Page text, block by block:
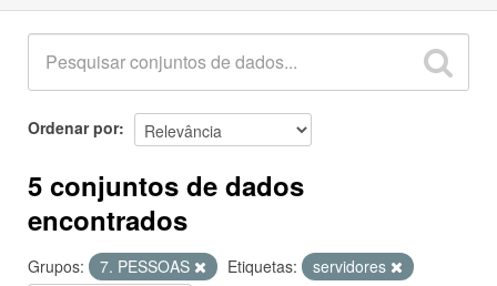
Ordenar por
5 conjuntos de dados
encontrados
Grupos: 7. PESSOAS Etiquetas:
servidores